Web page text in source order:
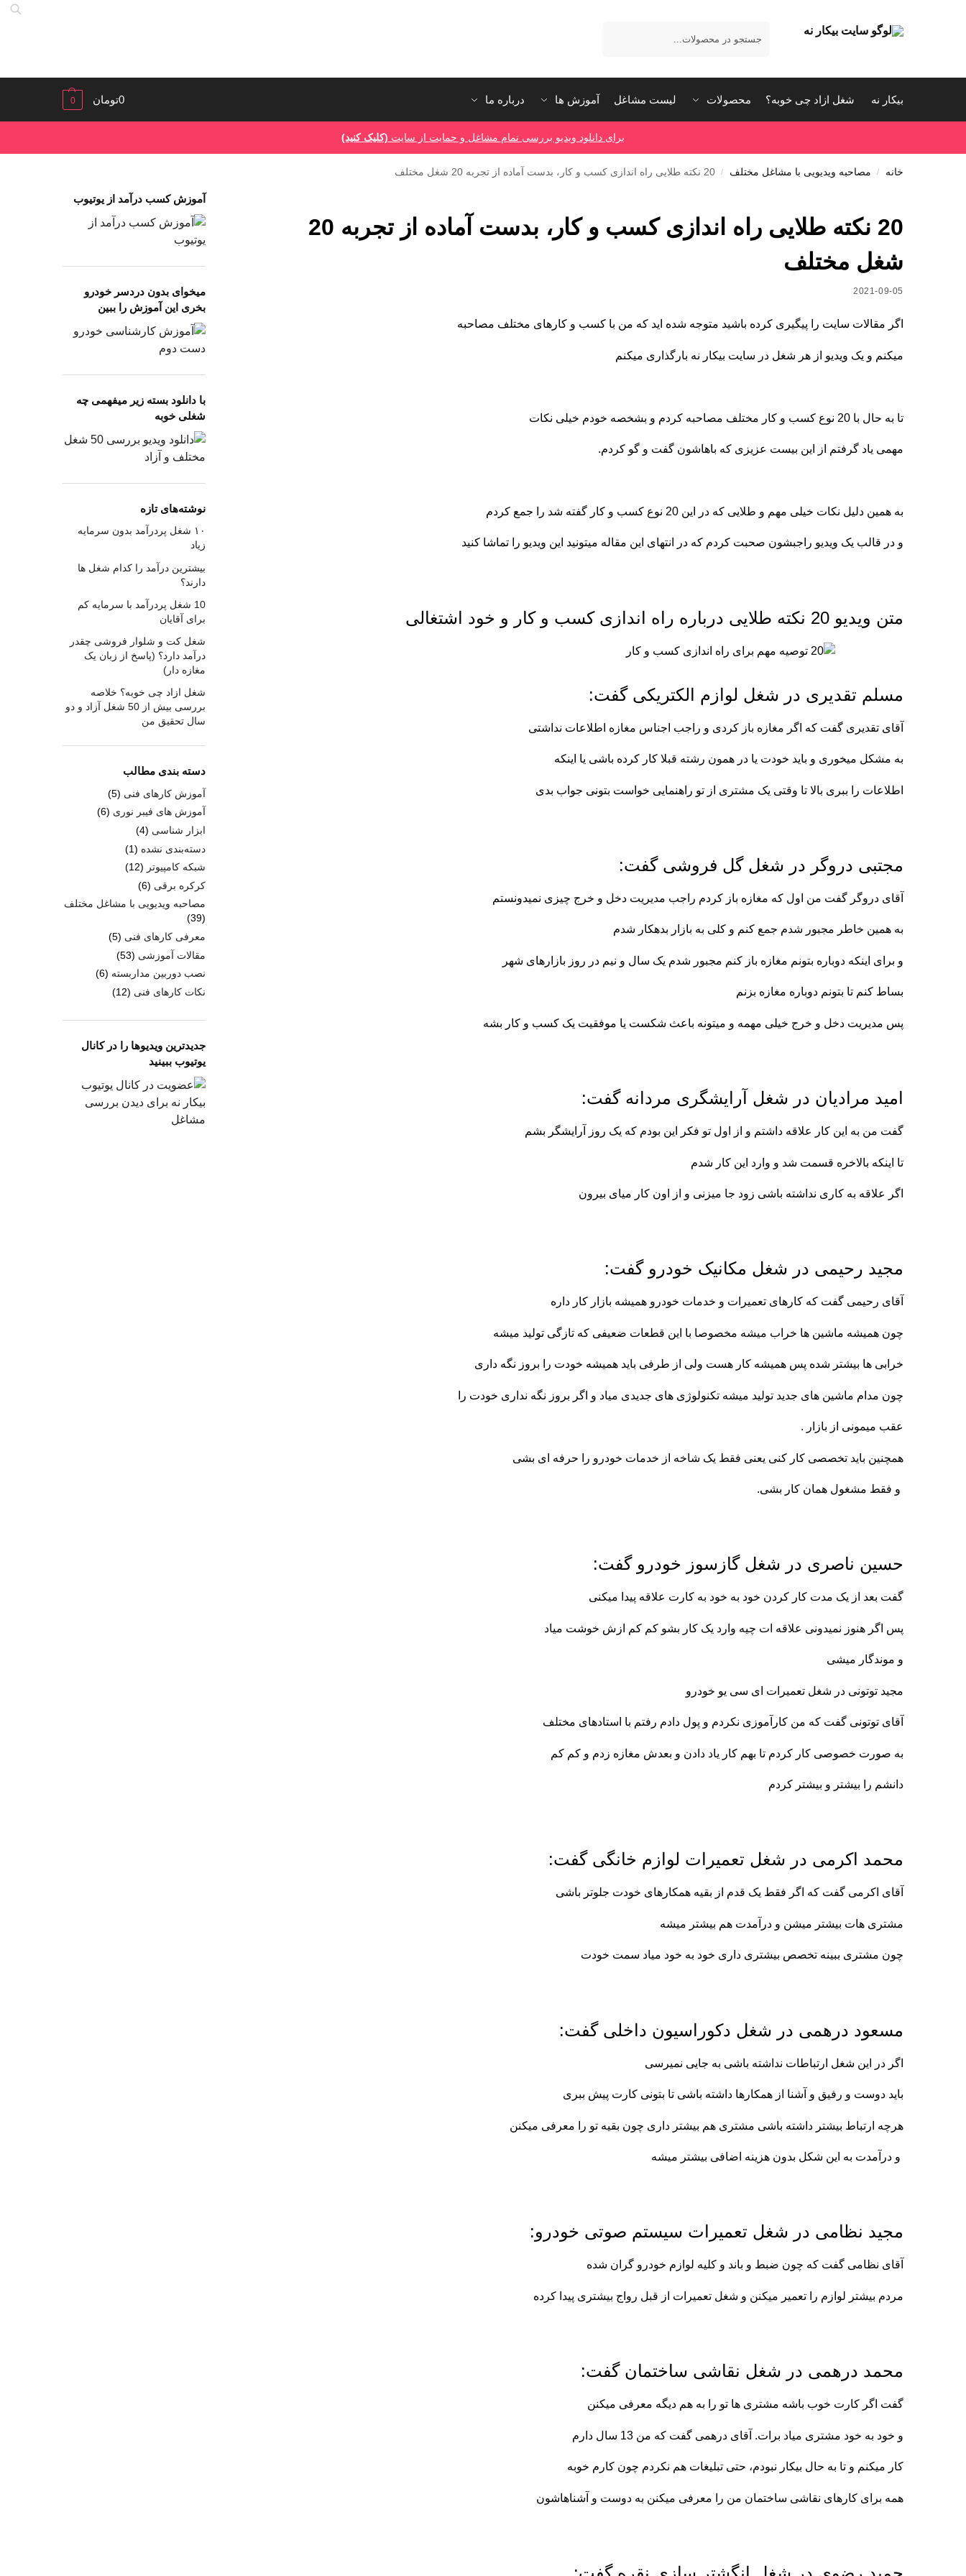
بیکار نه شغل ازاد چی خوبه؟ محصولات لیست مشاغل آموزش ها درباره ما 0تومان 0
برای دانلود ویدیو بررسی تمام مشاغل و حمایت از سایت (کلیک کنید)
خانه / مصاحبه ویدیویی با مشاغل مختلف / 20 نکته طلایی راه اندازی کسب و کار، بدست آماده از تجربه 20 شغل مختلف
20 نکته طلایی راه اندازی کسب و کار، بدست آماده از تجربه 20
شغل مختلف
2021-09-05
اگر مقالات سایت را پیگیری کرده باشید متوجه شده اید که من با کسب و کارهای مختلف مصاحبه
میکنم و یک ویدیو از هر شغل در سایت بیکار نه بارگذاری میکنم
تا به حال با 20 نوع کسب و کار مختلف مصاحبه کردم و بشخصه خودم خیلی نکات
مهمی یاد گرفتم از این بیست عزیزی که باهاشون گفت و گو کردم.
به همین دلیل نکات خیلی مهم و طلایی که در این 20 نوع کسب و کار گفته شد را جمع کردم
و در قالب یک ویدیو راجبشون صحبت کردم که در انتهای این مقاله میتونید این ویدیو را تماشا کنید
متن ویدیو 20 نکته طلایی درباره راه اندازی کسب و کار و خود اشتغالی
مسلم تقدیری در شغل لوازم الکتریکی گفت:
آقای تقدیری گفت که اگر مغازه باز کردی و راجب اجناس مغازه اطلاعات نداشتی
به مشکل میخوری و باید خودت یا در همون رشته قبلا کار کرده باشی یا اینکه
اطلاعات را ببری بالا تا وقتی یک مشتری از تو راهنمایی خواست بتونی جواب بدی
مجتبی دروگر در شغل گل فروشی گفت:
آقای دروگر گفت من اول که مغازه باز کردم راجب مدیریت دخل و خرج چیزی نمیدونستم
به همین خاطر مجبور شدم جمع کنم و کلی به بازار بدهکار شدم
و برای اینکه دوباره بتونم مغازه باز کنم مجبور شدم یک سال و نیم در روز بازارهای شهر
بساط کنم تا بتونم دوباره مغازه بزنم
پس مدیریت دخل و خرج خیلی مهمه و میتونه باعث شکست یا موفقیت یک کسب و کار بشه
امید مرادیان در شغل آرایشگری مردانه گفت:
گفت من به این کار علاقه داشتم و از اول تو فکر این بودم که یک روز آرایشگر بشم
تا اینکه بالاخره قسمت شد و وارد این کار شدم
اگر علاقه به کاری نداشته باشی زود جا میزنی و از اون کار میای بیرون
مجید رحیمی در شغل مکانیک خودرو گفت:
آقای رحیمی گفت که کارهای تعمیرات و خدمات خودرو همیشه بازار کار داره
چون همیشه ماشین ها خراب میشه مخصوصا با این قطعات ضعیفی که تازگی تولید میشه
خرابی ها بیشتر شده پس همیشه کار هست ولی از طرفی باید همیشه خودت را بروز نگه داری
چون مدام ماشین های جدید تولید میشه تکنولوژی های جدیدی میاد و اگر بروز نگه نداری خودت را
عقب میمونی از بازار .
همچنین باید تخصصی کار کنی یعنی فقط یک شاخه از خدمات خودرو را حرفه ای بشی
و فقط مشغول همان کار بشی.
حسین ناصری در شغل گازسوز خودرو گفت:
گفت بعد از یک مدت کار کردن خود به خود به کارت علاقه پیدا میکنی
پس اگر هنوز نمیدونی علاقه ات چیه وارد یک کار بشو کم کم ازش خوشت میاد
و موندگار میشی
مجید توتونی در شغل تعمیرات ای سی یو خودرو
آقای توتونی گفت که من کارآموزی نکردم و پول دادم رفتم با استادهای مختلف
به صورت خصوصی کار کردم تا بهم کار یاد دادن و بعدش مغازه زدم و کم کم
دانشم را بیشتر و بیشتر کردم
محمد اکرمی در شغل تعمیرات لوازم خانگی گفت:
آقای اکرمی گفت که اگر فقط یک قدم از بقیه همکارهای خودت جلوتر باشی
مشتری هات بیشتر میشن و درآمدت هم بیشتر میشه
چون مشتری ببینه تخصص بیشتری داری خود به خود میاد سمت خودت
مسعود درهمی در شغل دکوراسیون داخلی گفت:
اگر در این شغل ارتباطات نداشته باشی به جایی نمیرسی
باید دوست و رفیق و آشنا از همکارها داشته باشی تا بتونی کارت پیش ببری
هرچه ارتباط بیشتر داشته باشی مشتری هم بیشتر داری چون بقیه تو را معرفی میکنن
و درآمدت به این شکل بدون هزینه اضافی بیشتر میشه
مجید نظامی در شغل تعمیرات سیستم صوتی خودرو:
آقای نظامی گفت که چون ضبط و باند و کلیه لوازم خودرو گران شده
مردم بیشتر لوازم را تعمیر میکنن و شغل تعمیرات از قبل رواج بیشتری پیدا کرده
محمد درهمی در شغل نقاشی ساختمان گفت:
گفت اگر کارت خوب باشه مشتری ها تو را به هم دیگه معرفی میکنن
و خود به خود مشتری میاد برات. آقای درهمی گفت که من 13 سال دارم
کار میکنم و تا به حال بیکار نبودم، حتی تبلیغات هم نکردم چون کارم خوبه
همه برای کارهای نقاشی ساختمان من را معرفی میکنن به دوست و آشناهاشون
آموزش کسب درآمد از یوتیوب
میخوای بدون دردسر خودرو
بخری این آموزش را ببین
با دانلود بسته زیر میفهمی چه
شغلی خوبه
نوشته‌های تازه
۱۰ شغل پردرآمد بدون سرمایه
زیاد
بیشترین درآمد را کدام شغل ها
دارند؟
10 شغل پردرآمد با سرمایه کم
برای آقایان
شغل کت و شلوار فروشی چقدر
درآمد دارد؟ (پاسخ از زبان یک
مغازه دار)
شغل ازاد چی خوبه؟ خلاصه
بررسی بیش از 50 شغل آزاد و دو
سال تحقیق من
دسته بندی مطالب
آموزش کارهای فنی (5)
آموزش های فیبر نوری (6)
ابزار شناسی (4)
دسته‌بندی نشده (1)
شبکه کامپیوتر (12)
کرکره برقی (6)
مصاحبه ویدیویی با مشاغل مختلف
(39)
معرفی کارهای فنی (5)
مقالات آموزشی (53)
نصب دوربین مداربسته (6)
نکات کارهای فنی (12)
جدیدترین ویدیوها را در کانال
یوتیوب ببینید